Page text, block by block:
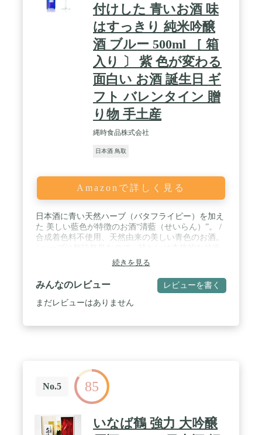
付けした 青いお酒 味
はすっきり 純米吟醸
酒 ブルー 500ml ［ 箱
入り 〕 紫 色が変わる
面白い お酒 誕生日 ギ
フト バレンタイン 贈
り物 手土産
縄時食品株式会社
日本酒 鳥取
Amazonで詳しく見る
日本酒に青い天然ハーブ（バタフライピー）を加え
た 美しい藍色が特徴のお酒“清藍（せいらん）”。 /
合成着色料不使用、天然由来の美しい青色のお酒。
吟醸酒そのもの。スッキリとした飲みやすい味わ
い、ほのかな吟醸香が楽しめます。 / レモン等の酸
性のものを入れると色が紫色に変わります（※天然
由来のため、色合いや色の変化の具合にはバラつき
があります）。 / ギフトにも最適な化粧箱入り（グ
マスなどの贈り物、ソーシャルギフト、推し活（青
推し・紫推し）にも。
続きを見る
みんなのレビュー レビューを書く
まだレビューはありません
No.5 85
いなば鶴 強力 大吟醸